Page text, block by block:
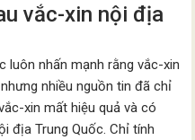
vắc-xin nội địa
luôn nhấn mạnh rằng vắc-xin
nhiều nguồn tin đã chỉ
xin mất hiệu quả và có
địa Trung Quốc. Chỉ tính